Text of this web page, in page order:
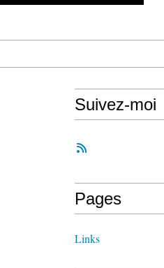
Suivez-moi
Pages
Links